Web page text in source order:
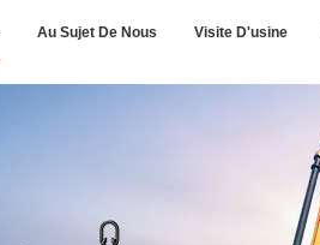
Au Sujet De Nous Visite D'usine